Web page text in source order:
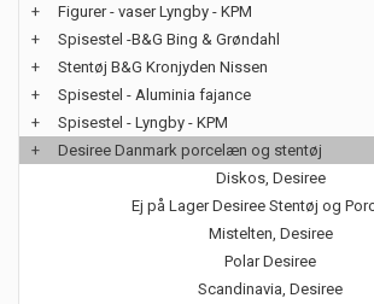
+
Figurer - vaser Lyngby - KPM
+
Spisestel -B&G Bing & Grøndahl
+
Stentøj B&G Kronjyden Nissen
+
Spisestel - Aluminia fajance
+
Spisestel - Lyngby - KPM
+
Desiree Danmark porcelæn og stentøj
Diskos, Desiree
Ej på Lager Desiree Stentøj og
Mistelten, Desiree
Polar Desiree
Scandinavia, Desiree